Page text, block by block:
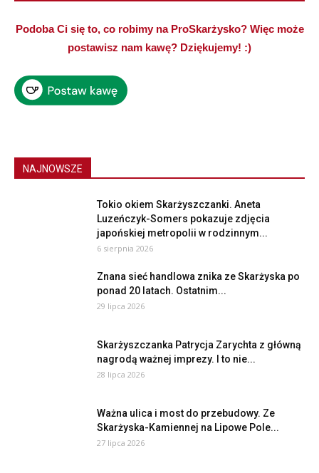
Podoba Ci się to, co robimy na ProSkarżysko? Więc może
postawisz nam kawę? Dziękujemy! :)
NAJNOWSZE
Tokio okiem Skarżyszczanki. Aneta
Luzeńczyk-Somers pokazuje zdjęcia
japońskiej metropolii w rodzinnym...
6 sierpnia 2026
Znana sieć handlowa znika ze Skarżyska po
ponad 20 latach. Ostatnim...
29 lipca 2026
Skarżyszczanka Patrycja Zarychta z główną
nagrodą ważnej imprezy. I to nie...
28 lipca 2026
Ważna ulica i most do przebudowy. Ze
Skarżyska-Kamiennej na Lipowe Pole...
27 lipca 2026